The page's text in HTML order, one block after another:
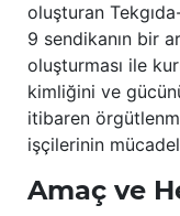
oluşturan
9 sendikanın bir
oluşturması ile
kimliğini ve
itibaren
işçilerinin
Amaç ve